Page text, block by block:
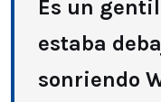
Es un
estaba
sonriendo